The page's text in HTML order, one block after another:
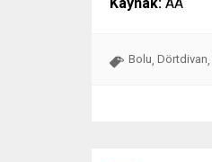
Bolu, Dörtdivan,